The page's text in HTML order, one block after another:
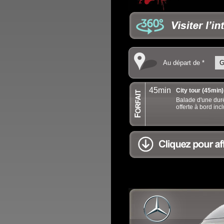
Au départ de *
45min
City tour
Balade d'une
offerte à bord
.